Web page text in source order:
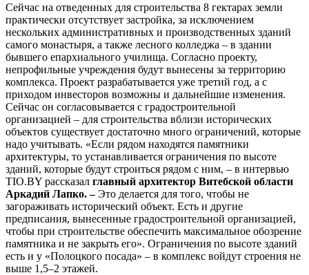
Сейчас на отведенных для строительства 8 гектарах земли
практически отсутствует застройка, за исключением
нескольких административных и производственных зданий
самого монастыря, а также лесного колледжа – в здании
бывшего епархиального училища. Согласно проекту,
непрофильные учреждения будут вынесены за территорию
комплекса. Проект разрабатывается уже третий год, а с
приходом инвесторов возможны и дальнейшие изменения.
Сейчас он согласовывается с градостроительной
организацией – для строительства вблизи исторических
объектов существует достаточно много ограничений, которые
надо учитывать. «Если рядом находятся памятники
архитектуры, то устанавливается ограничения по высоте
зданий, которые будут строиться рядом с ним, – в интервью
TIO.BY рассказал главный архитектор Витебской области
Аркадий Лапко. –Это делается для того, чтобы не
загораживать исторический объект. Есть и другие
предписания, вынесенные градостроительной организацией,
чтобы при строительстве обеспечить максимальное обозрение
памятника и не закрыть его». Ограничения по высоте зданий
есть и у «Полоцкого посада» – в комплекс войдут строения не
выше 1,5–2 этажей.